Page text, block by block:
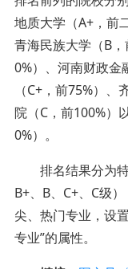
地质大学（A+，前
青海民族大学（B
0%）、河南财政金
（C+，前75%）
院（C，前100%）
0%）。
排名结果分为
B+、B、C+、C级
尖、热门专业，设
专业”的属性。